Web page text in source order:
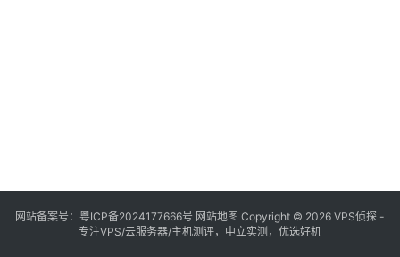
网站备案号： 粤ICP备2024177666号 网站地图 Copyright © 2026 VPS侦探 -
专注VPS/云服务器/主机测评，中立实测，优选好机